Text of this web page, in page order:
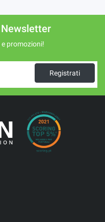
promozioni!
Registrati